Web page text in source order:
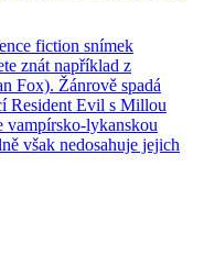
fiction snímek
znát například z
Fox). Žánrově spadá
Resident Evil s Millou
vampírsko-lykanskou
však nedosahuje jejich